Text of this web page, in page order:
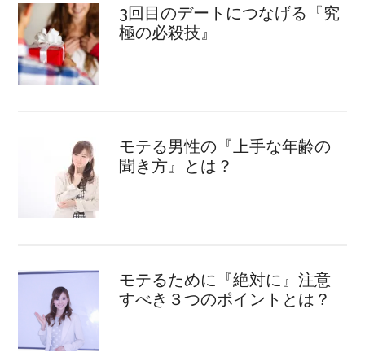
3回目のデートにつなげる『究
極の必殺技』
モテる男性の『上手な年齢の
聞き方』とは？
モテるために『絶対に』注意
すべき３つのポイントとは？